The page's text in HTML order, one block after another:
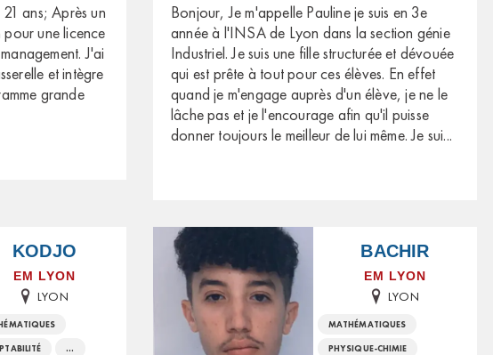
ans; Après un
une licence
J'ai
et intègre
grande
Bonjour, Je m'appelle Pauline je suis en 3e
année à l'INSA de Lyon dans la section génie
Industriel. Je suis une fille structurée et dévouée
qui est prête à tout pour ces élèves. En effet
quand je m'engage auprès d'un élève, je ne le
lâche pas et je l'encourage afin qu'il puisse
donner toujours le meilleur de lui même. Je sui...
KODJO
EM LYON
LYON
...
BACHIR
EM LYON
LYON
MATHÉMATIQUES
PHYSIQUE-CHIMIE